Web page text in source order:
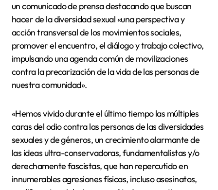
un comunicado de prensa destacando que buscan
hacer de la diversidad sexual «una perspectiva y
acción transversal de los movimientos sociales,
promover el encuentro, el diálogo y trabajo colectivo,
impulsando una agenda común de movilizaciones
contra la precarización de la vida de las personas de
nuestra comunidad».
«Hemos vivido durante el último tiempo las múltiples
caras del odio contra las personas de las diversidades
sexuales y de géneros, un crecimiento alarmante de
las ideas ultra-conservadoras, fundamentalistas y/o
derechamente fascistas, que han repercutido en
innumerables agresiones físicas, incluso asesinatos,